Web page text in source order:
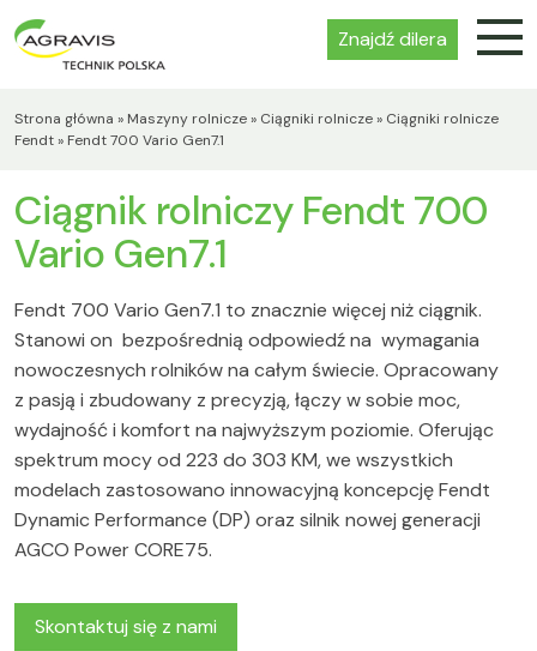
Znajdź dilera
Strona główna » Maszyny rolnicze» Ciągniki rolnicze» Ciągniki rolnicze
Fendt» Fendt 700 Vario Gen7.1
Ciągnik rolniczy Fendt 700
Vario Gen7.1
Fendt 700 Vario Gen7.1 to znacznie więcej niż ciągnik.
Stanowi on bezpośrednią odpowiedź na wymagania
nowoczesnych rolników na całym świecie. Opracowany
z pasją i zbudowany z precyzją, łączy w sobie moc,
wydajność i komfort na najwyższym poziomie. Oferując
spektrum mocy od 223 do 303 KM, we wszystkich
modelach zastosowano innowacyjną koncepcję Fendt
Dynamic Performance (DP) oraz silnik nowej generacji
AGCO Power CORE75.
Skontaktuj się z nami